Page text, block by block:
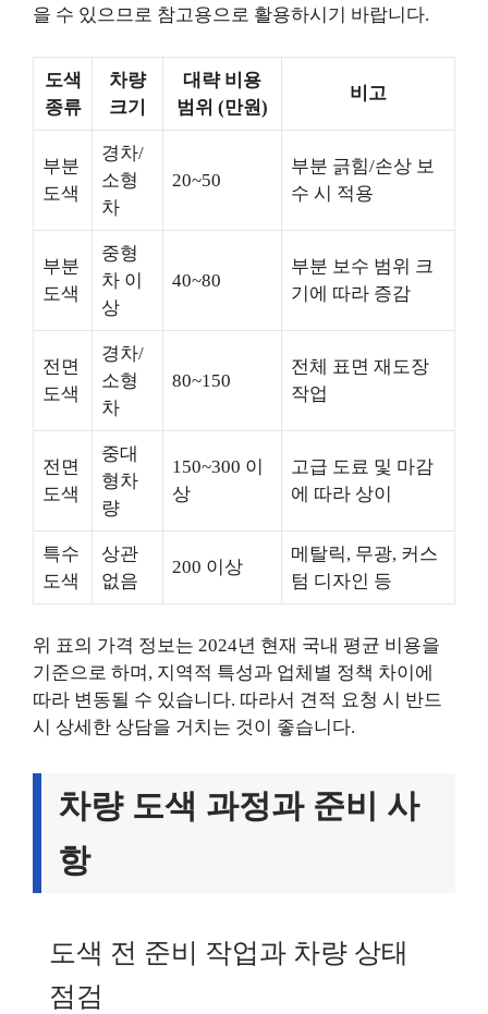
을 수 있으므로 참고용으로 활용하시기 바랍니다.
도색
종류
차량
크기
대략 비용
범위 (만원)
비고
부분
도색
경차/
소형
차
20~50
부분 긁힘/손상 보
수 시 적용
부분
도색
중형
차 이
상
40~80
부분 보수 범위 크
기에 따라 증감
전면
도색
경차/
소형
차
80~150
전체 표면 재도장
작업
전면
도색
중대
형차
량
150~300 이
상
고급 도료 및 마감
에 따라 상이
특수
도색
상관
없음
200 이상
메탈릭, 무광, 커스
텀 디자인 등
위 표의 가격 정보는 2024년 현재 국내 평균 비용을
기준으로 하며, 지역적 특성과 업체별 정책 차이에
따라 변동될 수 있습니다. 따라서 견적 요청 시 반드
시 상세한 상담을 거치는 것이 좋습니다.
차량 도색 과정과 준비 사
항
도색 전 준비 작업과 차량 상태
점검